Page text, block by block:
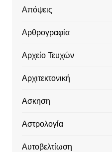
Απόψεις
Αρθρογραφία
Αρχείο Τευχών
Αρχιτεκτονική
Ασκηση
Αστρολογία
Αυτοβελτίωση